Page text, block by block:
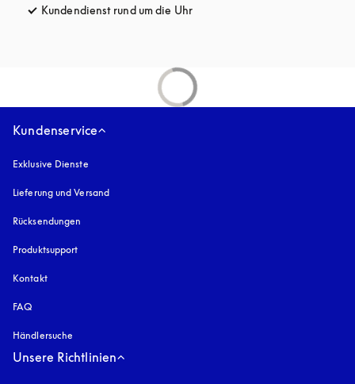
Kundendienst rund um die Uhröffnet sich in einem neuen Tab
Kundenservice
Exklusive Dienste
Lieferung und Versand
Rücksendungen
Produktsupport
Kontakt
FAQ
Händlersuche
Unsere Richtlinien